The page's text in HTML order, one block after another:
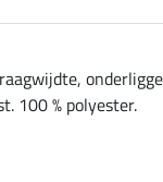
100 % polyester.